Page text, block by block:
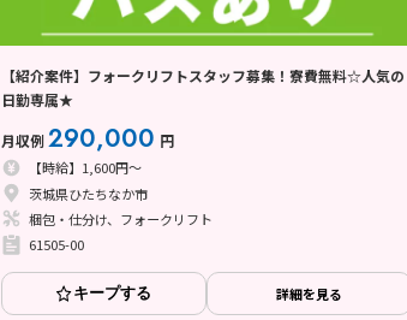
【紹介案件】フォークリフトスタッフ募集！寮費無料☆人気の
日勤専属★
月収例290,000 円
【時給】1,600円～
茨城県ひたちなか市
梱包・仕分け、フォークリフト
61505-00
キープする 詳細を見る